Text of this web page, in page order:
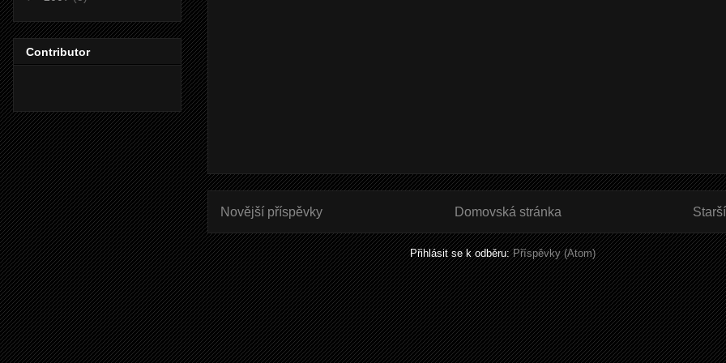
Novější příspěvky Domovská stránka
Přihlásit se k odběru:Příspěvky (Atom)
Contributor